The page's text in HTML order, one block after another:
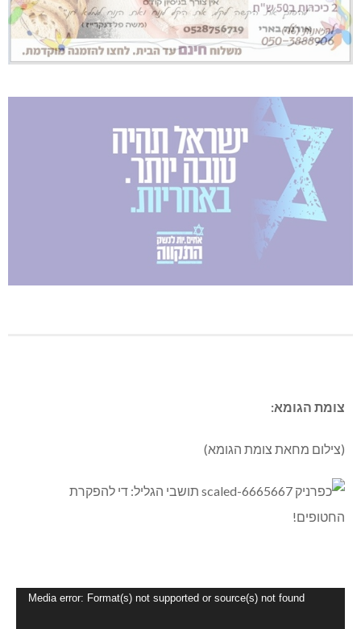
צומת הגומא:
(צילום מחאת צומת הגומא)
Media error: Format(s) not supported or source(s) not found